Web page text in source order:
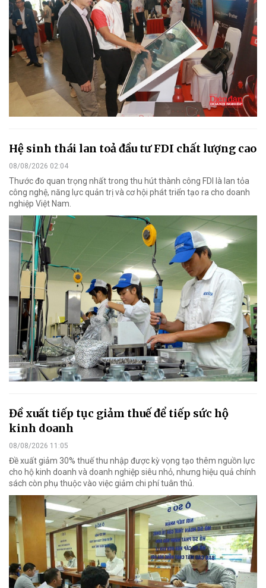
Hệ sinh thái lan toả đầu tư FDI chất lượng cao
08/08/2026 02:04
Thước đo quan trọng nhất trong thu hút thành công FDI là lan tỏa
công nghệ, năng lực quản trị và cơ hội phát triển tạo ra cho doanh
nghiệp Việt Nam.
Đề xuất tiếp tục giảm thuế để tiếp sức hộ
kinh doanh
08/08/2026 11:05
Đề xuất giảm 30% thuế thu nhập được kỳ vọng tạo thêm nguồn lực
cho hộ kinh doanh và doanh nghiệp siêu nhỏ, nhưng hiệu quả chính
sách còn phụ thuộc vào việc giảm chi phí tuân thủ.